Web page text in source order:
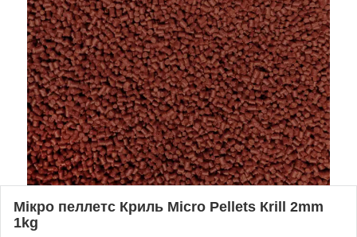
Мікро пеллетс Криль Micro Pellets Кrill 2mm
1kg